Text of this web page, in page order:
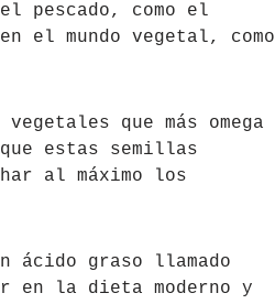
pescado, como el
el mundo vegetal, como
que más omega
que estas semillas
al máximo los
ácido graso llamado
en la dieta moderno y